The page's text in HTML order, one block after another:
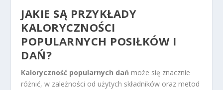
JAKIE SĄ PRZYKŁADY
KALORYCZNOŚCI
POPULARNYCH POSIŁKÓW I
DAŃ?
Kaloryczność popularnych dań może się znacznie
różnić, w zależności od użytych składników oraz metod